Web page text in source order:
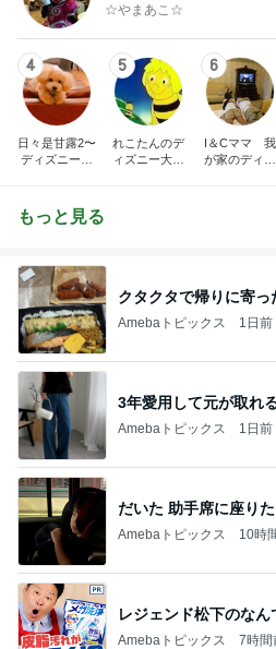
☆やまあこ☆
4
日々是甘露2〜
ディズニー風
5
れこたんのデ
ィズニー大好
6
I＆Cママ 我
が家のディズ
もっと見る
クタクタで帰りに寄っ
Amebaトピックス 1日前
3年愛用して元が取れ
Amebaトピックス 1日前
だいた 助手席に座り
Amebaトピックス 10時
レジェンド松下のなん
Amebaトピックス 7時間